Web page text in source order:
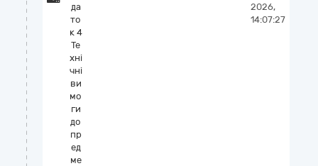
да
то
к 4
Те
хні
чні
ви
мо
ги
до
пр
ед
ме
2026,
14:07:27